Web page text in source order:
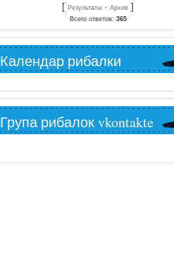
[ Результаты · Архив ]
Всего ответов: 365
Календар рибалки
Група рибалок vkontakte